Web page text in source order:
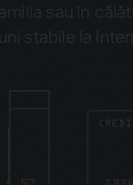
sau în
stabile la